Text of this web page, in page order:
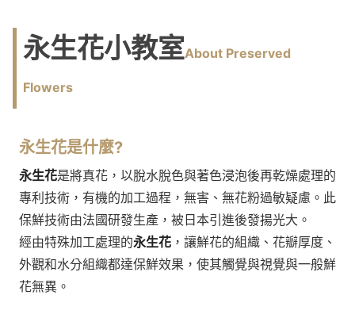
永生花小教室About Preserved
Flowers
永生花是什麼?
永生花是將真花，以脫水脫色與著色浸泡後再乾燥處理的
專利技術，有機的加工過程，無害、無花粉過敏疑慮。此
保鮮技術由法國研發生產，被日本引進後發揚光大。
經由特殊加工處理的永生花 ，讓鮮花的組織、花瓣厚度、
外觀和水分組織都達保鮮效果，使其觸覺與視覺與一般鮮
花無異。